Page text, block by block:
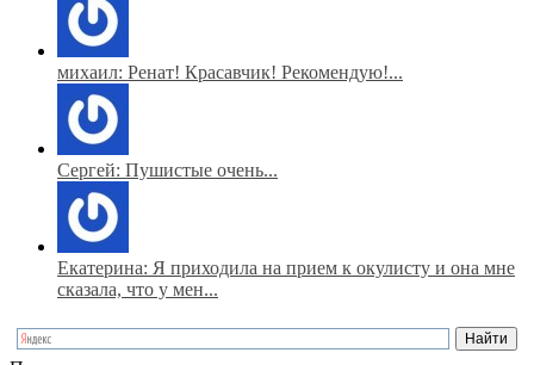
михаил: Ренат! Красавчик! Рекомендую!...
Сергей: Пушистые очень...
Екатерина: Я приходила на прием к окулисту и она мне
сказала, что у мен...